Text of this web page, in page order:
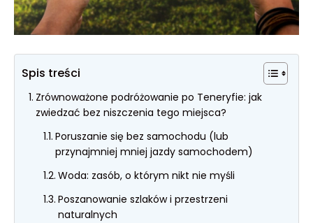
Spis treści
Zrównoważone podróżowanie po Teneryfie: jak
zwiedzać bez niszczenia tego miejsca?
Poruszanie się bez samochodu (lub
przynajmniej mniej jazdy samochodem)
Woda: zasób, o którym nikt nie myśli
Poszanowanie szlaków i przestrzeni
naturalnych